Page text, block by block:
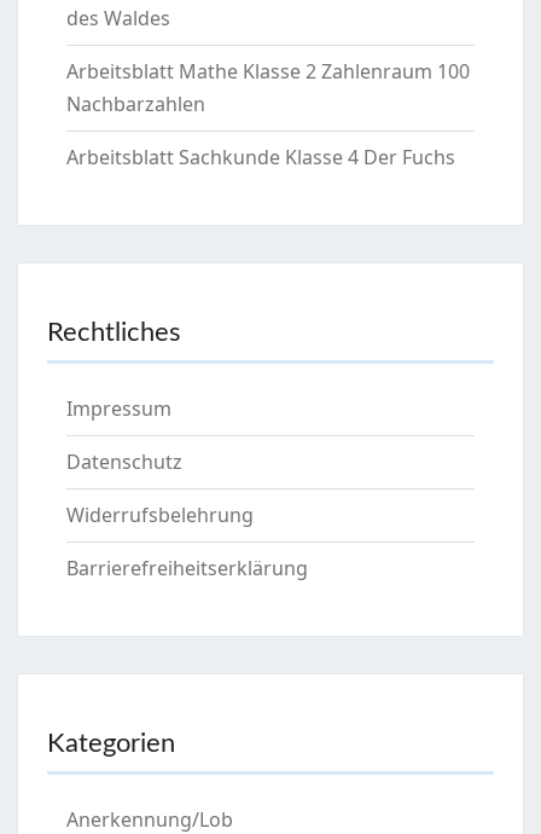
des Waldes
Arbeitsblatt Mathe Klasse 2 Zahlenraum 100
Nachbarzahlen
Arbeitsblatt Sachkunde Klasse 4 Der Fuchs
Rechtliches
Impressum
Datenschutz
Widerrufsbelehrung
Barrierefreiheitserklärung
Kategorien
Anerkennung/Lob